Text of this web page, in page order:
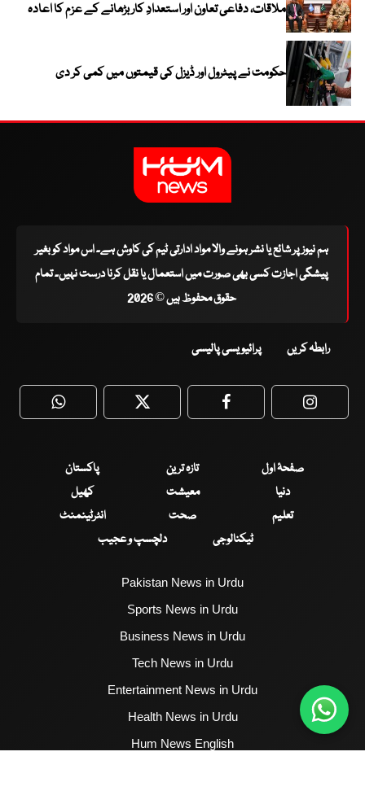
ملاقات، دفاعی تعاون اور استعدادِ کار بڑھانے کے عزم کا اعادہ
حکومت نے پیٹرول اور ڈیزل کی قیمتوں میں کمی کر دی
ہم نیوز پر شائع یا نشر ہونے والا مواد ادارتی ٹیم کی کاوش ہے۔ اس مواد کو بغیر
پیشگی اجازت کسی بھی صورت میں استعمال یا نقل کرنا درست نہیں۔ تمام
حقوق محفوظ ہیں © 2026
رابطہ کریں پرائیویسی پالیسی
WhatsApp Twitter Facebook
صفحۂ اول تازہ ترین
پاکستان
دنیا
معیشت
کھیل
تعلیم
صحت
انٹرٹینمنٹ
ٹیکنالوجی
دلچسپ و عجیب
Pakistan News in Urdu
Sports News in Urdu
Business News in Urdu
Tech News in Urdu
Entertainment News in Urdu
Health News in Urdu
Hum News English